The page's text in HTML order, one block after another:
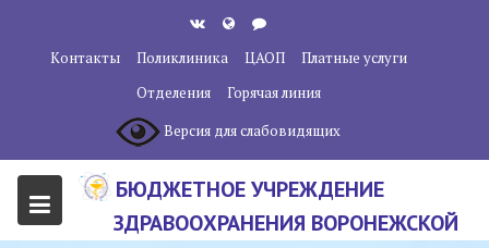
содержанию
Контакты Поликлиника ЦАОП
Платные услуги
Отделения
Горячая линия
Версия для слабовидящих
БЮДЖЕТНОЕ УЧРЕЖДЕНИЕ
ЗДРАВООХРАНЕНИЯ ВОРОНЕЖСКОЙ